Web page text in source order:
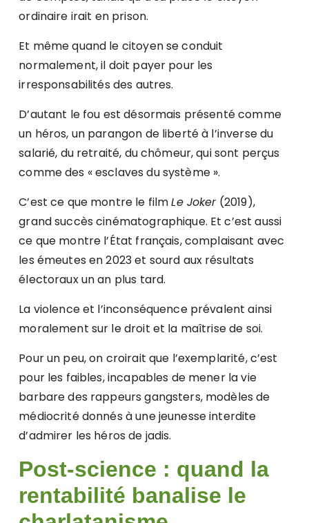
ordinaire irait en prison.
Et même quand le citoyen se conduit
normalement, il doit payer pour les
irresponsabilités des autres.
D’autant le fou est désormais présenté comme
un héros, un parangon de liberté à l’inverse du
salarié, du retraité, du chômeur, qui sont perçus
comme des « esclaves du système ».
C’est ce que montre le filmLe Joker(2019),
grand succès cinématographique. Et c’est aussi
ce que montre l’État français, complaisant avec
les émeutes en 2023 et sourd aux résultats
électoraux un an plus tard.
La violence et l’inconséquence prévalent ainsi
moralement sur le droit et la maîtrise de soi.
Pour un peu, on croirait que l’exemplarité, c’est
pour les faibles, incapables de mener la vie
barbare des rappeurs gangsters, modèles de
médiocrité donnés à une jeunesse interdite
d’admirer les héros de jadis.
Post-science : quand la
rentabilité banalise le